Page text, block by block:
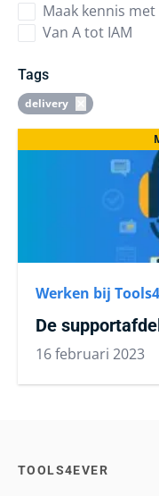
Maak kennis met
Van A tot IAM
Tags
delivery
Werken bij
De
16 februari 2023
TOOLS4EVER